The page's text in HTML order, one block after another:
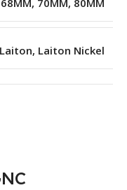
68MM, 70MM, 80MM
Laiton, Laiton Nickel